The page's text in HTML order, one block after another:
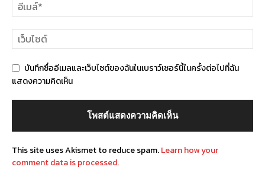
บันทึกชื่ออีเมลและเว็บไซต์ของฉันในเบราว์เซอร์นี้ในครั้งต่อไปที่ฉัน
แสดงความคิดเห็น
This site uses Akismet to reduce spam.Learn how your
comment data is processed.